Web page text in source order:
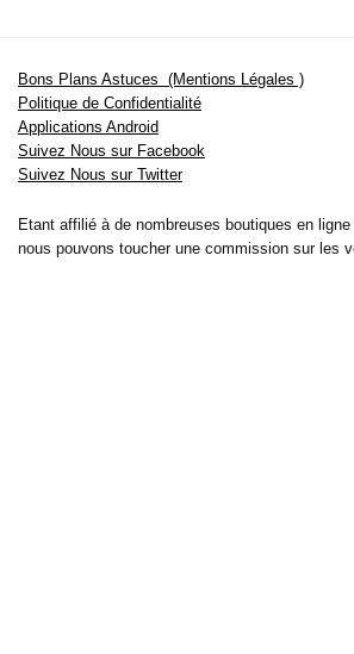
Bons Plans Astuces (Mentions Légales )
Politique de Confidentialité
Applications Android
Suivez Nous sur Facebook
Suivez Nous sur Twitter
Etant affilié à de nombreuses boutiques en ligne
nous pouvons toucher une commission sur les